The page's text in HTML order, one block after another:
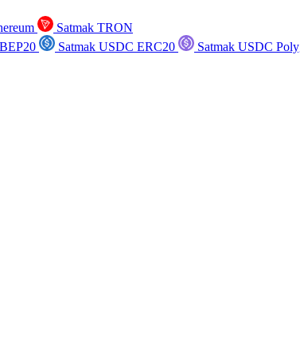
Satmak TRON
Satmak USDC ERC20
Satmak USDC